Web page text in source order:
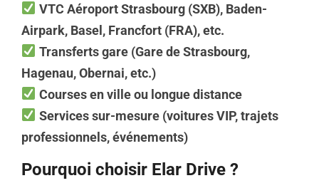
VTC Aéroport Strasbourg (SXB), Baden-
Airpark, Basel, Francfort (FRA), etc.
Transferts gare (Gare de Strasbourg,
Hagenau, Obernai, etc.)
Courses en ville ou longue distance
Services sur-mesure (voitures VIP, trajets
professionnels, événements)
Pourquoi choisir Elar Drive ?